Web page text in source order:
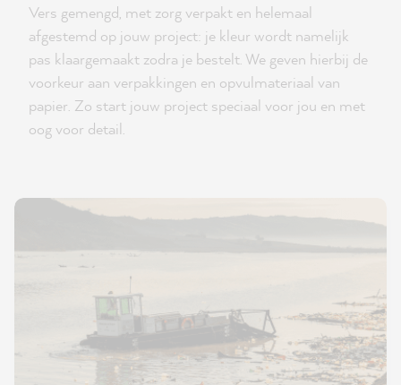
Vers gemengd, met zorg verpakt en helemaal
afgestemd op jouw project: je kleur wordt namelijk
pas klaargemaakt zodra je bestelt. We geven hierbij de
voorkeur aan verpakkingen en opvulmateriaal van
papier. Zo start jouw project speciaal voor jou en met
oog voor detail.